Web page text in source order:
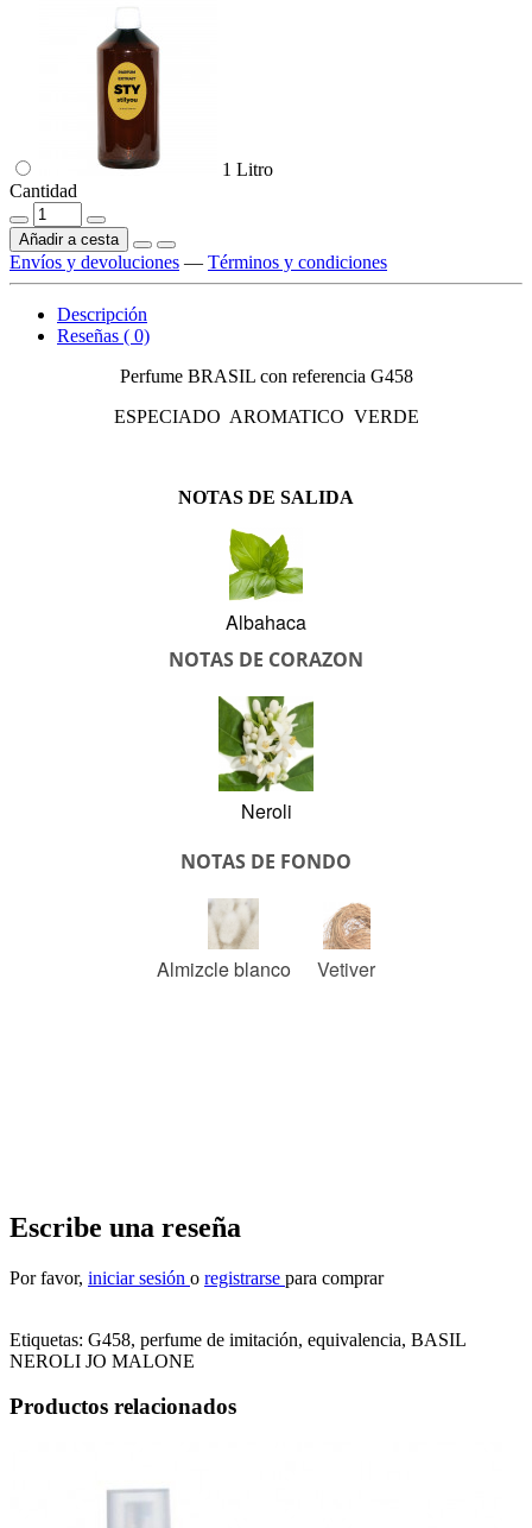
1 Litro
Cantidad
Añadir a cesta
Envíos y devoluciones — Términos y condiciones
Descripción
Reseñas ( 0)
Perfume BRASIL con referencia G458
ESPECIADO AROMATICO VERDE
NOTAS DE SALIDA
Albahaca
NOTAS DE CORAZON
Neroli
NOTAS DE FONDO
Almizcle blanco Vetiver
Escribe una reseña
Por favor, iniciar sesión o registrarse para comprar
Etiquetas: G458, perfume de imitación, equivalencia, BASIL
NEROLI JO MALONE
Productos relacionados